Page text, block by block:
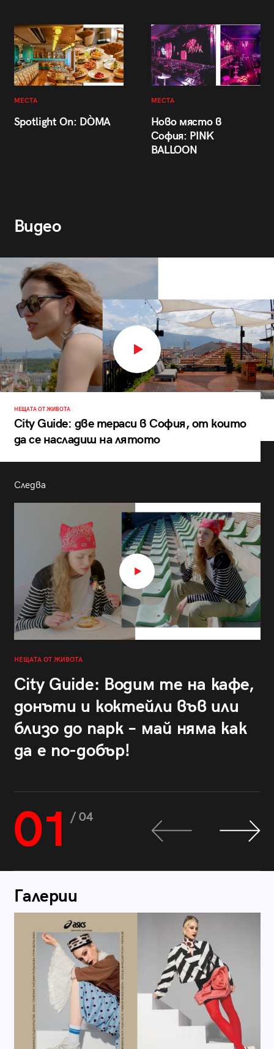
МЕСТА
Spotlight On: DÒMA
МЕСТА
Ново място в
София: PINK
BALLOON
Видео
НЕЩАТА ОТ ЖИВОТА
City Guide: две тераси в София, от които
да се насладиш на лятото
Следва
НЕЩАТА ОТ ЖИВОТА
City Guide: Водим те на кафе,
донъти и коктейли във или
близо до парк – май няма как
да е по-добър!
01 / 04
Галерии